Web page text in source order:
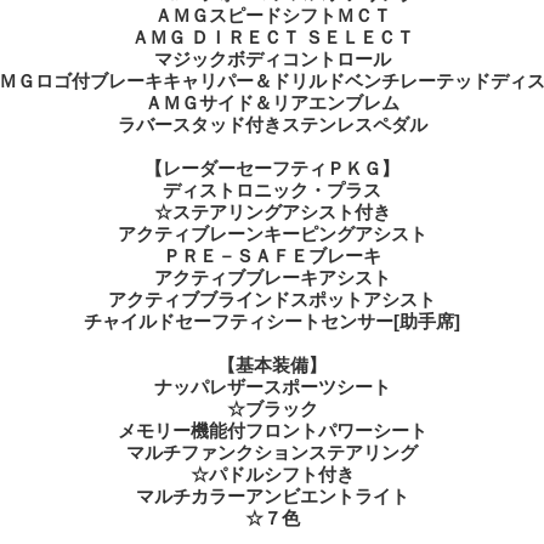
ＡＭＧスピードシフトＭＣＴ
ＡＭＧ ＤＩＲＥＣＴ ＳＥＬＥＣＴ
マジックボディコントロール
Ｇロゴ付ブレーキキャリパー＆ドリルドベンチレーテッドディ
ＡＭＧサイド＆リアエンブレム
ラバースタッド付きステンレスペダル
【レーダーセーフティＰＫＧ】
ディストロニック・プラス
☆ステアリングアシスト付き
アクティブレーンキーピングアシスト
ＰＲＥ－ＳＡＦＥブレーキ
アクティブブレーキアシスト
アクティブブラインドスポットアシスト
チャイルドセーフティシートセンサー[助手席]
【基本装備】
ナッパレザースポーツシート
☆ブラック
メモリー機能付フロントパワーシート
マルチファンクションステアリング
☆パドルシフト付き
マルチカラーアンビエントライト
☆７色